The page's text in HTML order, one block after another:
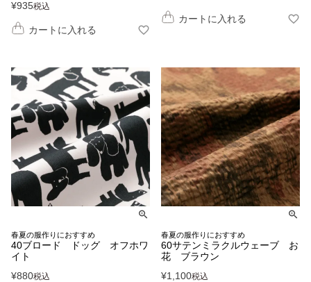
¥935税込
カートに入れる
カートに入れる
春夏の服作りにおすすめ
40ブロード ドッグ オフホワ
イト
¥880税込
春夏の服作りにおすすめ
60サテンミラクルウェーブ お
花 ブラウン
¥1,100税込